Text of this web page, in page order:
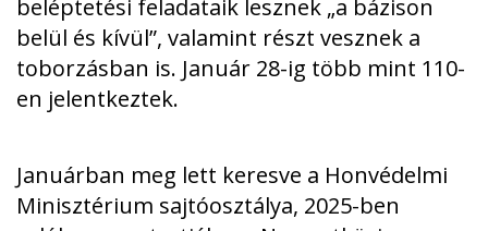
beléptetési feladataik lesznek „a bázison
belül és kívül”, valamint részt vesznek a
toborzásban is. Január 28-ig több mint 110-
en jelentkeztek.
Januárban meg lett keresve a Honvédelmi
Minisztérium sajtóosztálya, 2025-ben